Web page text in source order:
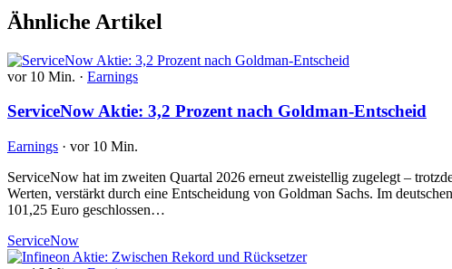
Ähnliche Artikel
vor 10 Min. · Earnings
ServiceNow Aktie: 3,2 Prozent nach Goldman-Entscheid
Earnings · vor 10 Min.
ServiceNow hat im zweiten Quartal 2026 erneut zweistellig zugelegt –
Werten, verstärkt durch eine Entscheidung von Goldman Sachs. Im
101,25 Euro geschlossen…
ServiceNow